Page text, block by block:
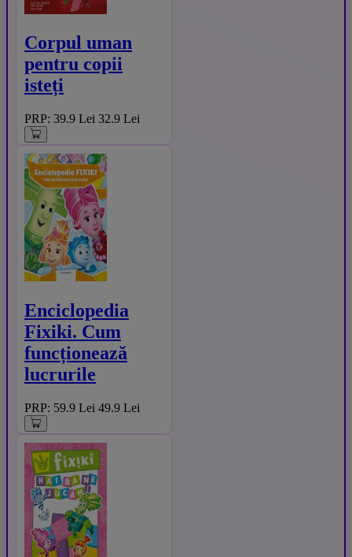
Corpul uman
pentru copii
isteți
PRP: 39.9 Lei 32.9 Lei
Enciclopedia
Fixiki. Cum
funcționează
lucrurile
PRP: 59.9 Lei 49.9 Lei